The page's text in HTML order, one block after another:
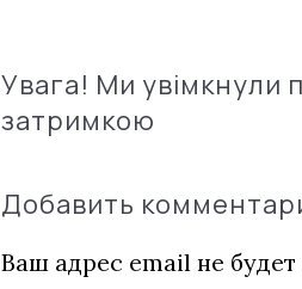
Увага! Ми увімкнули
затримкою
Добавить
Ваш адрес email не